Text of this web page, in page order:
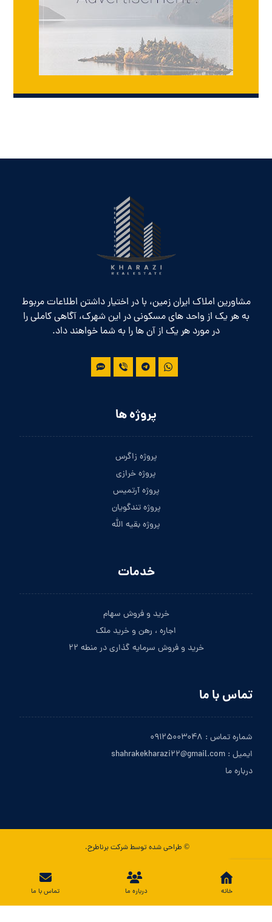
مشاورین املاک ایران زمین، با در اختیار داشتن اطلاعات مربوط
به هر یک از واحد های مسکونی در این شهرک، آگاهی کاملی را
در مورد هر یک از آن ها را به شما خواهند داد.
پروژه ها
پروژه زاگرس
پروژه خرازی
پروژه آرتمیس
پروژه تندگویان
پروژه بقیه الله
خدمات
خرید و فروش سهام
اجاره ، رهن و خرید ملک
خرید و فروش سرمایه گذاری در منطه ۲۲
تماس با ما
شماره تماس : ۰۹۱۲۵۰۰۳۰۴۸
ایمیل : shahrakekharazi۲۲@gmail.com
درباره ما
© طراحی شده توسط شرکت برناطرح.
تماس با ما خانه درباره ما تماس با ما